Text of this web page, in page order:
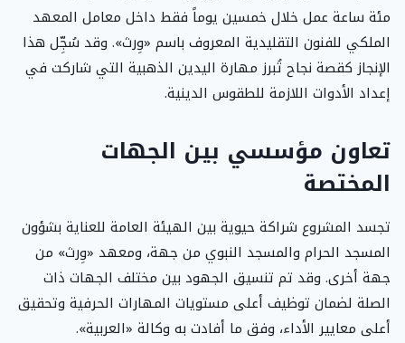
مئة ساعة عمل خلال خمسين يوماً فقط داخل معامل المعهد
الملكي للفنون التقليدية المعروف باسم «وِرث». وقد سُجِّل هذا
الإنجاز كقصة نجاح تُبرز مهارة اليدين الذهبية التي شاركت في
إعداد الأدوات اللازمة للطقوس الدينية.
تعاون مؤسسي بين الجهات
المختصة
تجسد المشروع شراكة حيوية بين الهيئة العامة للعناية بشؤون
المسجد الحرام والمسجد النبوي من جهة، ومعهد «وِرث» من
جهة أخرى. وقد تم تنسيق الجهود بين مختلف الجهات ذات
الصلة لضمان توظيف أعلى مستويات المهارات الحرفية وتحقيق
أعلى معايير الأداء، وفق ما أفادت به وكالة «العربية».